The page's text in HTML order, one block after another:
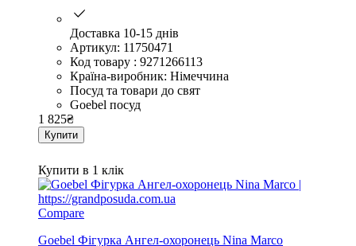
Доставка 10-15 днів
Артикул: 11750471
Код товару : 9271266113
Країна-виробник: Німеччина
Посуд та товари до свят
Goebel посуд
1 825₴
Купити
Купити в 1 клік
Compare
Goebel Фігурка Ангел-охоронець Nina Marco